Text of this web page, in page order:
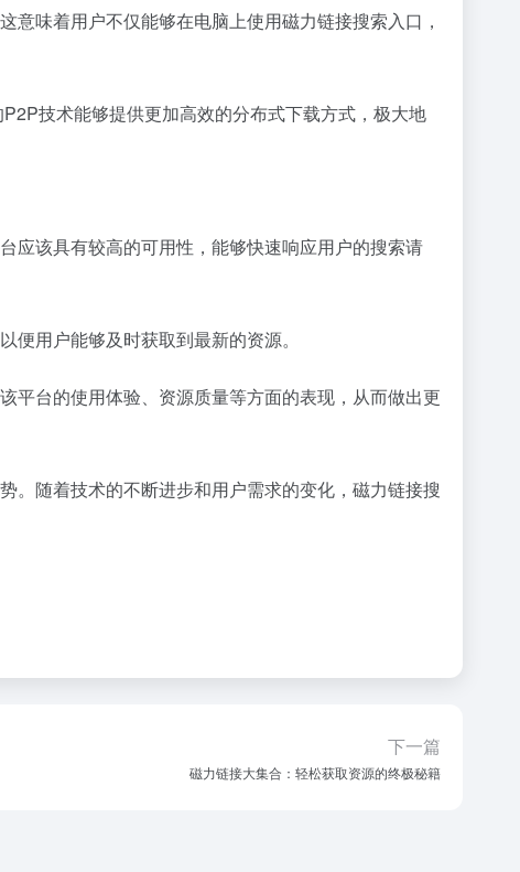
味着用户不仅能够在电脑上使用磁力链接搜索入口，
技术能够提供更加高效的分布式下载方式，极大地
应该具有较高的可用性，能够快速响应用户的搜索请
用户能够及时获取到最新的资源。
平台的使用体验、资源质量等方面的表现，从而做出更
。随着技术的不断进步和用户需求的变化，磁力链接搜
下一篇
磁力链接大集合：轻松获取资源的终极秘籍